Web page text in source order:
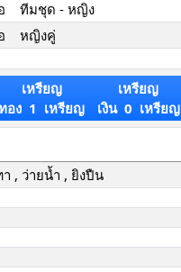
ทีมชุด - หญิง
หญิงคู่
เหรียญ
อง 1 เหรียญ
เหรียญ
เงิน 0 เหรียญ
, ว่ายน้ำ , ยิงปืน